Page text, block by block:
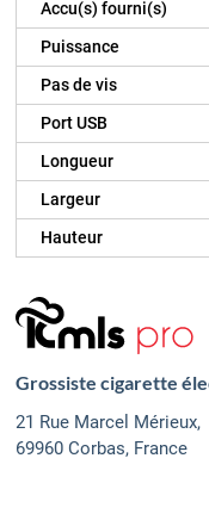
Accu(s) fourni(s)
Puissance
Pas de vis
Port USB
Longueur
Largeur
Hauteur
Grossiste cigarette
21 Rue Marcel Mérieux,
69960 Corbas, France